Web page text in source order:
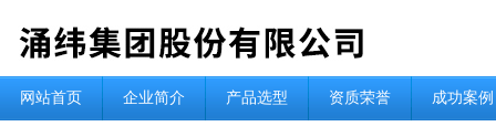
网站首页 企业简介 产品选型 资质荣誉 成功案例